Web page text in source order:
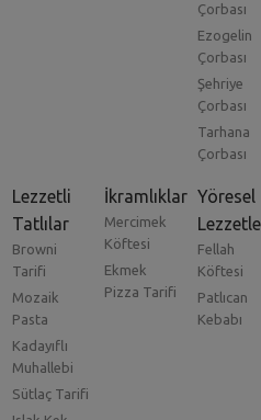
Çorbası
Ezogelin
Çorbası
Şehriye
Çorbası
Tarhana
Çorbası
Lezzetli
Tatlılar
Browni
Tarifi
Mozaik
Pasta
Kadayıflı
Muhallebi
Sütlaç Tarifi
İkramlıklar
Mercimek
Köftesi
Ekmek
Pizza Tarifi
Yöresel
Fellah
Köftesi
Patlıcan
Kebabı